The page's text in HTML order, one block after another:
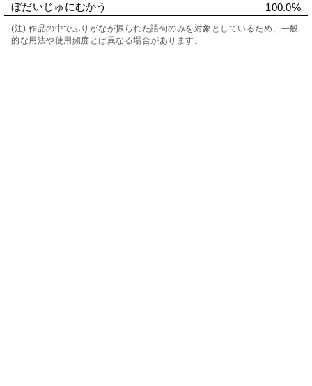
ぼだいじゅにむかう 100.0%
(注) 作品の中でふりがなが振られた語句のみを対象としているため、一般
的な用法や使用頻度とは異なる場合があります。